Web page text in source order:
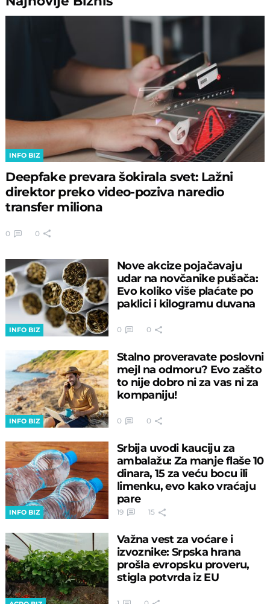
INFO BIZ
Deepfake prevara šokirala svet: Lažni
direktor preko video-poziva naredio
transfer miliona
0 0
INFO BIZ
Nove akcize pojačavaju
udar na novčanike pušača:
Evo koliko više plaćate po
paklici i kilogramu duvana
0 0
INFO BIZ
Stalno proveravate poslovni
mejl na odmoru? Evo zašto
to nije dobro ni za vas ni za
kompaniju!
0 0
INFO BIZ
Srbija uvodi kauciju za
ambalažu: Za manje flaše 10
dinara, 15 za veću bocu ili
limenku, evo kako vraćaju
pare
19 15
Važna vest za voćare i
izvoznike: Srpska hrana
prošla evropsku proveru,
stigla potvrda iz EU